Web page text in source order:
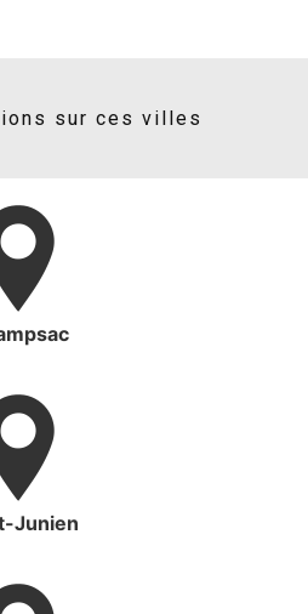
sur ces villes
Junien